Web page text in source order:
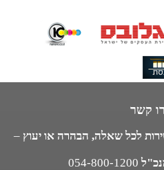
קשר
לכל שאלה, הבהרה או יעוץ –
054-800-1200